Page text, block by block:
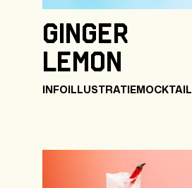
Ginger
Lemon
INFOILLUSTRATIEMOCKTAIL